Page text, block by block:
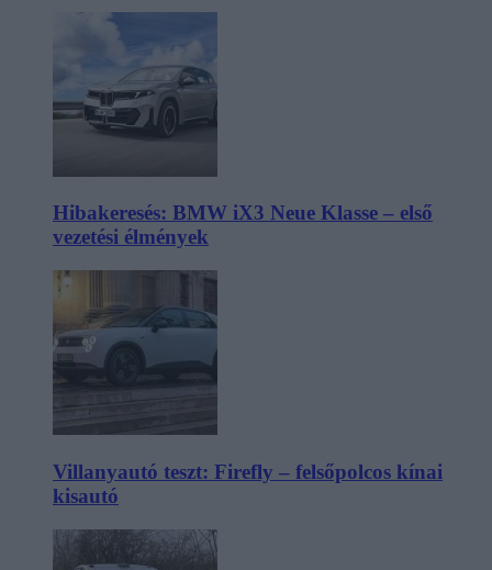
Hibakeresés: BMW iX3 Neue Klasse – első
vezetési élmények
Villanyautó teszt: Firefly – felsőpolcos kínai
kisautó